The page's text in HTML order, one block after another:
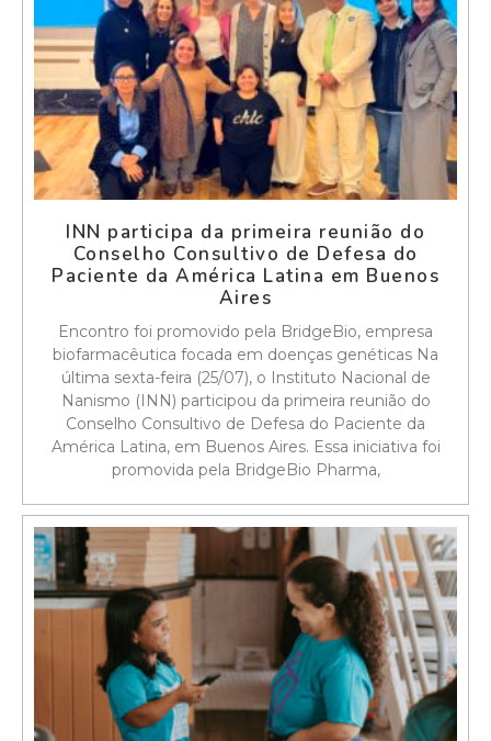
INN participa da primeira reunião do
Conselho Consultivo de Defesa do
Paciente da América Latina em Buenos
Aires
Encontro foi promovido pela BridgeBio, empresa
biofarmacêutica focada em doenças genéticas Na
última sexta-feira (25/07), o Instituto Nacional de
Nanismo (INN) participou da primeira reunião do
Conselho Consultivo de Defesa do Paciente da
América Latina, em Buenos Aires. Essa iniciativa foi
promovida pela BridgeBio Pharma,